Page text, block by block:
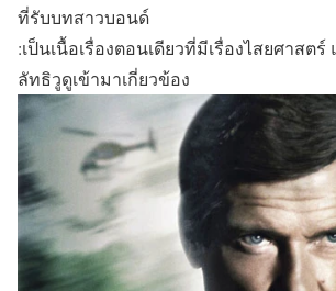
ที่รับบทสาวบอนด์
:เป็นเนื้อเรื่องตอนเดียวที่มีเรื่องไสยศาสตร์
ลัทธิวูดูเข้ามาเกี่ยวข้อง